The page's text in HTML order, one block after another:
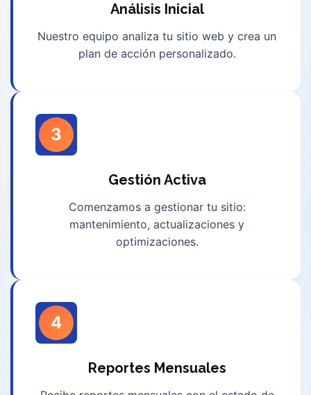
Análisis Inicial
Nuestro equipo analiza tu sitio web y crea un
plan de acción personalizado.
3
Gestión Activa
Comenzamos a gestionar tu sitio:
mantenimiento, actualizaciones y
optimizaciones.
4
Reportes Mensuales